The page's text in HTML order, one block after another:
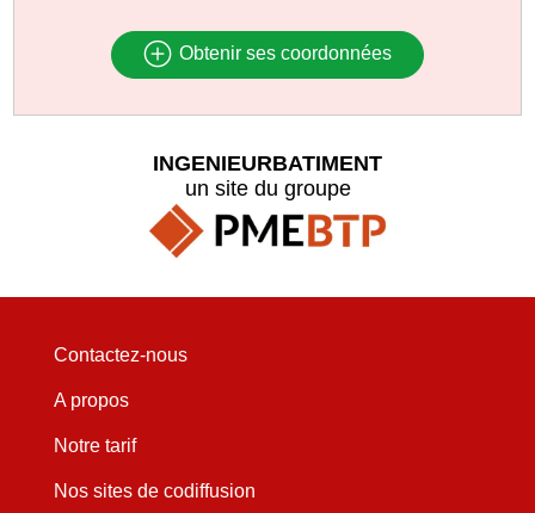
Obtenir ses coordonnées
INGENIEURBATIMENT
un site du groupe
Contactez-nous
A propos
Notre tarif
Nos sites de codiffusion